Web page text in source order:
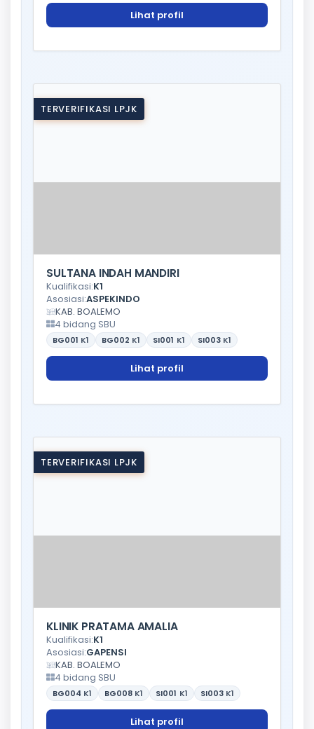
Lihat profil
TERVERIFIKASI LPJK
SULTANA INDAH MANDIRI
Kualifikasi:K1
Asosiasi:ASPEKINDO
KAB. BOALEMO
4 bidang SBU
BG001 K1 BG002 K1 SI001 K1 SI003 K1
Lihat profil
TERVERIFIKASI LPJK
KLINIK PRATAMA AMALIA
Kualifikasi:K1
Asosiasi:GAPENSI
KAB. BOALEMO
4 bidang SBU
BG004 K1 BG008 K1 SI001 K1 SI003 K1
Lihat profil